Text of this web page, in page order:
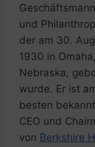
Geschäftsmann
und
der am 30.
1930 in Omaha,
Nebraska,
wurde. Er ist
besten
CEO und
von Berkshire